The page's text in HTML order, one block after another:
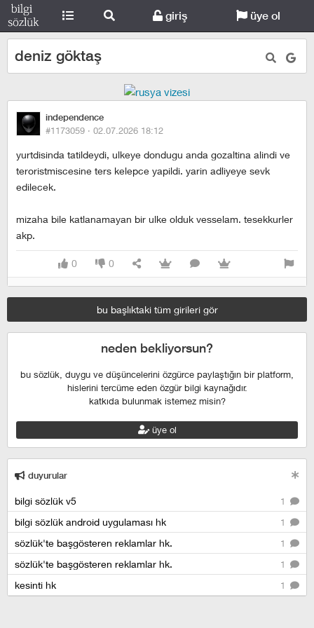
giriş üye ol
deniz göktaş
independence
#1173059 · 02.07.2026 18:12
yurtdisinda tatildeydi, ulkeye dondugu anda gozaltina alindi ve
teroristmiscesine ters kelepce yapildi. yarin adliyeye sevk
edilecek.
mizaha bile katlanamayan bir ulke olduk vesselam. tesekkurler
akp.
0 0
bu başlıktaki tüm girileri gör
neden bekliyorsun?
bu sözlük, duygu ve düşüncelerini özgürce paylaştığın bir platform,
hislerini tercüme eden özgür bilgi kaynağıdır.
katkıda bulunmak istemez misin?
üye ol
duyurular
1
bilgi sözlük v5
1
bilgi sözlük android uygulaması hk
1
sözlük'te başgösteren reklamlar hk.
1
sözlük'te başgösteren reklamlar hk.
1
kesinti hk